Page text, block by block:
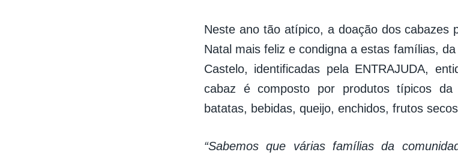
Neste ano tão atípico, a doação dos cabazes
Natal mais feliz e condigna a estas famílias,
Castelo, identificadas pela ENTRAJUDA,
cabaz é composto por produtos típicos
batatas, bebidas, queijo, enchidos, frutos
“Sabemos que várias famílias da